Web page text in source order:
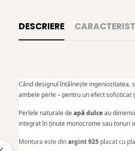
DESCRIERE
Când designul întâlnește ingeniozitatea,
ambele perle – pentru un efect sofisticat
Perlele naturale deapă dulceau
integrat în ținute monocrome sau tonuri
Montura este dinargint 925 placat cu